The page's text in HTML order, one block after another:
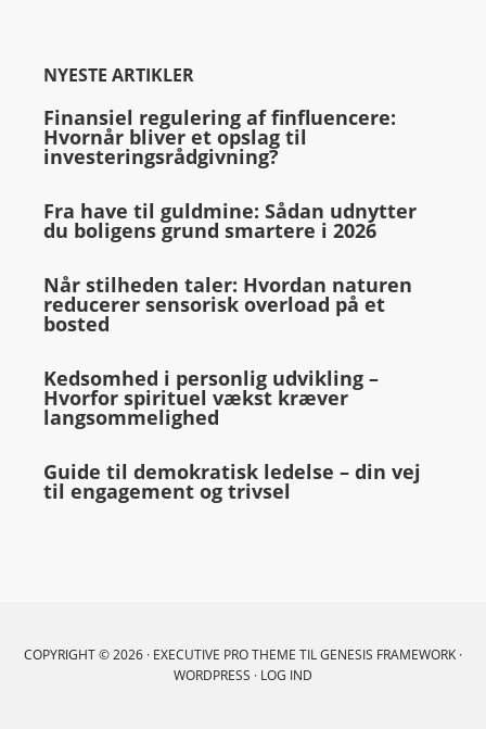
NYESTE ARTIKLER
Finansiel regulering af finfluencere:
Hvornår bliver et opslag til
investeringsrådgivning?
Fra have til guldmine: Sådan udnytter
du boligens grund smartere i 2026
Når stilheden taler: Hvordan naturen
reducerer sensorisk overload på et
bosted
Kedsomhed i personlig udvikling –
Hvorfor spirituel vækst kræver
langsommelighed
Guide til demokratisk ledelse – din vej
til engagement og trivsel
COPYRIGHT © 2026 · EXECUTIVE PRO THEME TILGENESIS FRAMEWORK ·
WORDPRESS · LOG IND